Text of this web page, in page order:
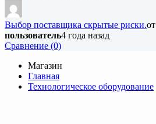
Выбор поставщика скрытые риски.от
пользователь4 года назад
Cравнение (0)
Магазин
Главная
Технологическое оборудование